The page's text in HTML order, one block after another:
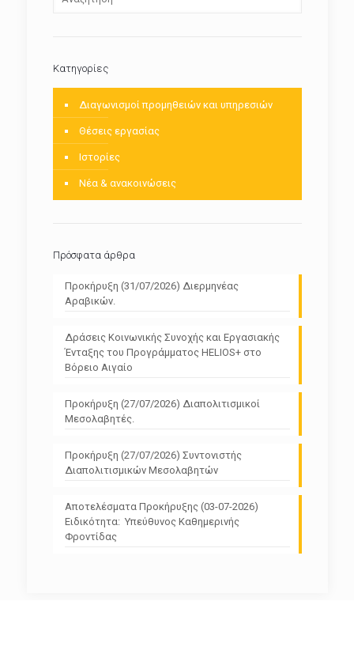
Kατηγορίες
Διαγωνισμοί προμηθειών και υπηρεσιών
Θέσεις εργασίας
Ιστορίες
Νέα & ανακοινώσεις
Πρόσφατα άρθρα
Προκήρυξη (31/07/2026) Διερμηνέας
Αραβικών.
Δράσεις Κοινωνικής Συνοχής και Εργασιακής
Ένταξης του Προγράμματος HELIOS+ στο
Βόρειο Αιγαίο
Προκήρυξη (27/07/2026) Διαπολιτισμικοί
Μεσολαβητές.
Προκήρυξη (27/07/2026) Συντονιστής
Διαπολιτισμικών Μεσολαβητών
Αποτελέσματα Προκήρυξης (03-07-2026)
Ειδικότητα: Υπεύθυνος Καθημερινής
Φροντίδας